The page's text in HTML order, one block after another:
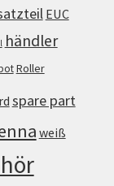
EUC
händler
Roller
spare part
weiß